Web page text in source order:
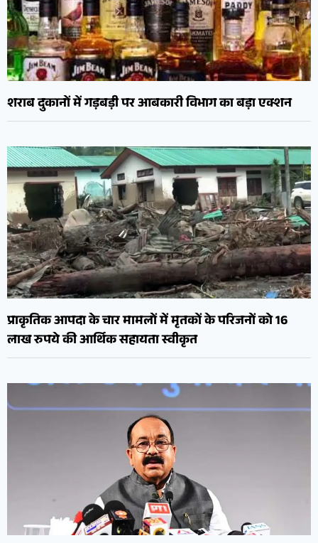
शराब दुकानों में गड़बड़ी पर आबकारी विभाग का बड़ा एक्शन
प्राकृतिक आपदा के चार मामलों में मृतकों के परिजनों को 16
लाख रुपये की आर्थिक सहायता स्वीकृत